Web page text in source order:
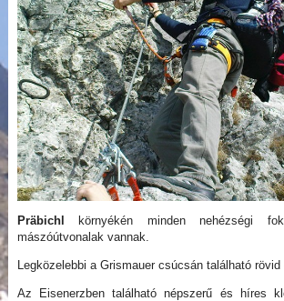
Präbichl környékén minden nehézségi
mászóútvonalak vannak.
Legközelebbi a Grismauer csúcsán található
Az Eisenerzben található népszerű és híres